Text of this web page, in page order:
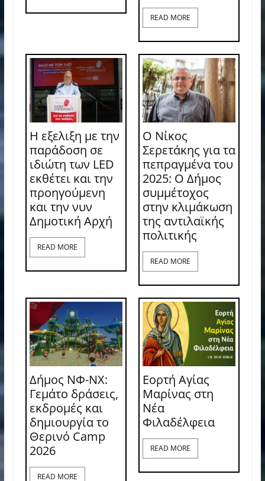
READ MORE
Η εξελιξη με την
παράδοση σε
ιδιώτη των LED
εκθέτει και την
προηγούμενη
και την νυν
Δημοτική Αρχή
READ MORE
Ο Νίκος
Σερετάκης για τα
πεπραγμένα του
2025: Ο Δήμος
συμμέτοχος
στην κλιμάκωση
της αντιλαϊκής
πολιτικής
READ MORE
Δήμος ΝΦ-ΝΧ:
Γεμάτο δράσεις,
εκδρομές και
δημιουργία το
Θερινό Camp
2026
READ MORE
Εορτή Αγίας
Μαρίνας στη
Νέα
Φιλαδέλφεια
READ MORE